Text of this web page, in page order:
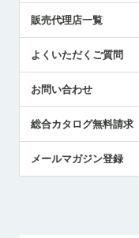
中小企業のBCP地震対策
センサのテクニカルガイ
社長ブログ
販売代理店一覧
よくいただくご質問
お問い合わせ
総合カタログ無料請求
メールマガジン登録